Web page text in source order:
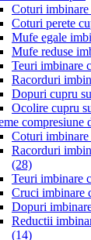
Coturi imbinare
Coturi perete
Mufe egale
Mufe reduse
Teuri imbinare
Racorduri
Dopuri cupru
Ocolire cupru
compresiune
Coturi
Racorduri
(28)
Teuri imbinare
Cruci imbinare
Dopuri
Reductii
(14)